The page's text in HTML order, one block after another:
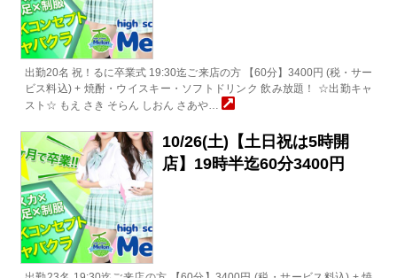
出勤20名 祝！るに卒業式 19:30迄ご来店の方 【60分】3400円 (税・サー
ビス料込) + 焼酎・ウイスキー・ソフトドリンク 飲み放題！ ☆出勤キャ
スト☆ もえ さき そらん しおん さあや…
10/26(土)【土日祝は5時開
店】19時半迄60分3400円